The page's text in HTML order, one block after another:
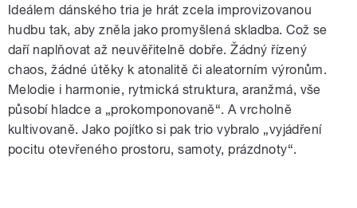
Ideálem dánského tria je hrát zcela improvizovanou
hudbu tak, aby zněla jako promyšlená skladba. Což se
daří naplňovat až neuvěřitelně dobře. Žádný řízený
chaos, žádné útěky k atonalitě či aleatorním výronům.
Melodie i harmonie, rytmická struktura, aranžmá, vše
působí hladce a „prokomponovaně“. A vrcholně
kultivovaně. Jako pojítko si pak trio vybralo „vyjádření
pocitu otevřeného prostoru, samoty, prázdnoty“.